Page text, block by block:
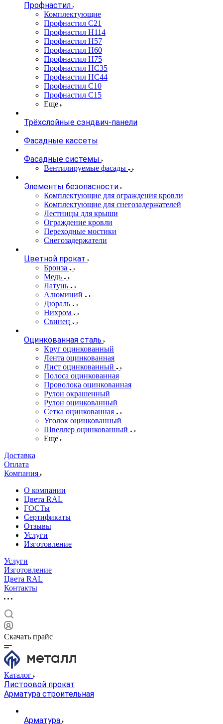
Профнастил
Комплектующие
Профнастил C21
Профнастил Н114
Профнастил Н57
Профнастил Н60
Профнастил Н75
Профнастил НС35
Профнастил НС44
Профнастил С10
Профнастил С15
Еще
Трёхслойные сэндвич-панели
Фасадные кассеты
Фасадные системы
Вентилируемые фасады
Элементы безопасности
Комплектующие для ограждения кровли
Комплектующие для снегозадержателей
Лестницы для крыши
Ограждение кровли
Переходные мостики
Снегозадержатели
Цветной прокат
Бронза
Медь
Латунь
Алюминий
Дюраль
Нихром
Свинец
Оцинкованная сталь
Круг оцинкованный
Лента оцинкованная
Лист оцинкованный
Полоса оцинкованная
Проволока оцинкованная
Рулон окрашенный
Рулон оцинкованный
Сетка оцинкованная
Уголок оцинкованный
Швеллер оцинкованный
Еще
Доставка
Оплата
Компания
О компании
Цвета RAL
ГОСТы
Сертификаты
Отзывы
Услуги
Изготовление
Услуги
Изготовление
Цвета RAL
Контакты
Скачать прайс
Каталог
Листоовой прокат
Арматура строительная
Арматура